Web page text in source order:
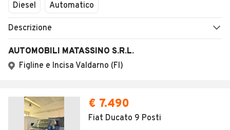
Diesel
Automatico
Descrizione
AUTOMOBILI MATASSINO S.R.L.
Figline e Incisa Valdarno (FI)
€ 7.490
Fiat Ducato 9 Posti